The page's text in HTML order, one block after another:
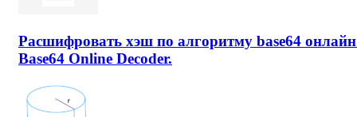
Расшифровать хэш по алгоритму base64
Base64 Online Decoder.